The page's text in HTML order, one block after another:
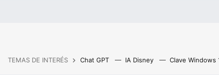
TEMAS DE INTERÉS Chat GPT IA Disney Clave Windows